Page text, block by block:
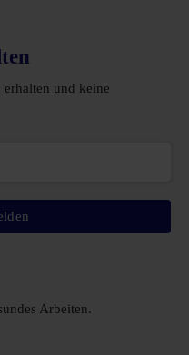
erhalten und keine
Arbeiten.